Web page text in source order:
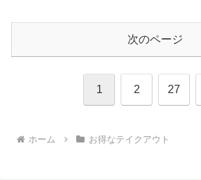
次のページ
1 2 27
ホーム お得なテイクアウト